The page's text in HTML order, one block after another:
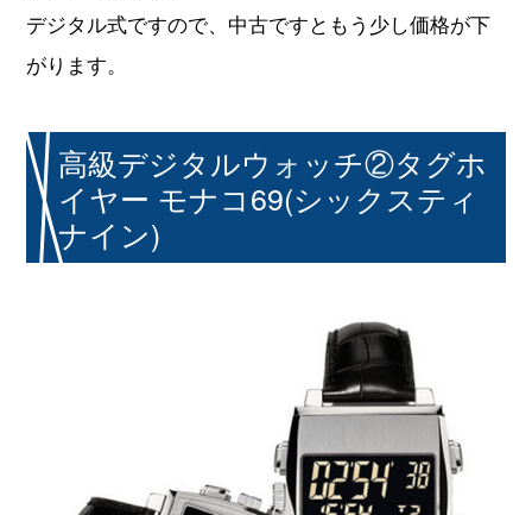
デジタル式ですので、中古ですともう少し価格が下
がります。
高級デジタルウォッチ②タグホ
イヤー モナコ69(シックスティ
ナイン)